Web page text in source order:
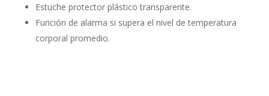
Estuche protector plástico transparente.
Función de alarma si supera el nivel de temperatura
corporal promedio.